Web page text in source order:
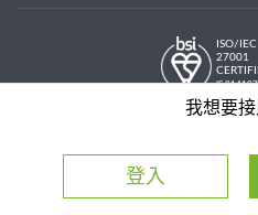
我想要
登入
ISO/IEC
27001
IS 814197
© 2026 PRO36O.